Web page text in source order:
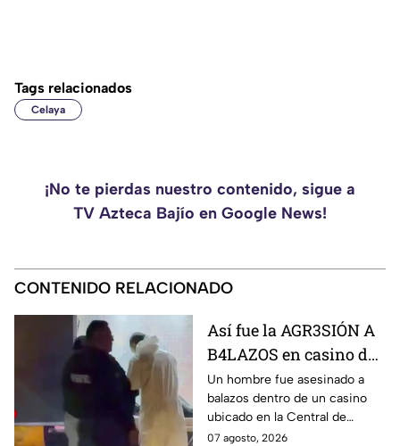
Tags relacionados
Celaya
¡No te pierdas nuestro contenido, sigue a
TV Azteca Bajío en Google News!
CONTENIDO RELACIONADO
Así fue la AGR3SIÓN A
B4LAZOS en casino de
la Central de Abastos
que cobró la v1da de un
hombre, en León
Un hombre fue asesinado a
balazos dentro de un casino
ubicado en la Central de
Abastos de León. Sujetos
07 agosto, 2026